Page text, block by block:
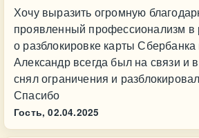
Хочу выразить огромную
проявленный профессионализм
о разблокировке карты
Александр всегда был на связи и
снял ограничения и
Спасибо
Гость, 02.04.2025